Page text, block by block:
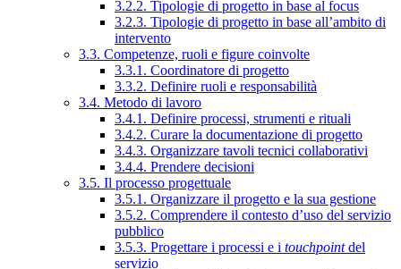
3.2.2. Tipologie di progetto in base al focus
3.2.3. Tipologie di progetto in base all’ambito di
intervento
3.3. Competenze, ruoli e figure coinvolte
3.3.1. Coordinatore di progetto
3.3.2. Definire ruoli e responsabilità
3.4. Metodo di lavoro
3.4.1. Definire processi, strumenti e rituali
3.4.2. Curare la documentazione di progetto
3.4.3. Organizzare tavoli tecnici collaborativi
3.4.4. Prendere decisioni
3.5. Il processo progettuale
3.5.1. Organizzare il progetto e la sua gestione
3.5.2. Comprendere il contesto d’uso del servizio
pubblico
3.5.3. Progettare i processi e i touchpointdel
servizio